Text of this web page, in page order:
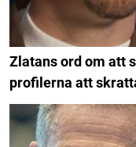
Zlatans ord om att
profilerna att